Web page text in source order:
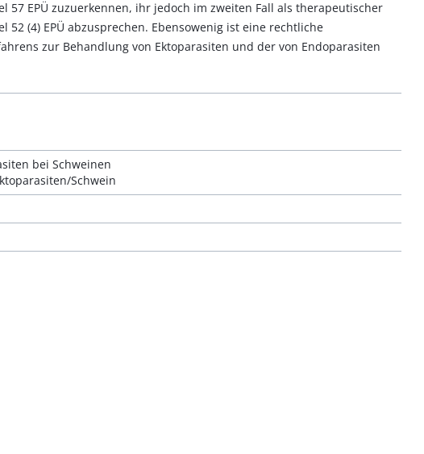
57 EPÜ zuzuerkennen, ihr jedoch im zweiten Fall als therapeutischer
(4) EPÜ abzusprechen. Ebensowenig ist eine rechtliche
zur Behandlung von Ektoparasiten und der von Endoparasiten
bei Schweinen
Schwein